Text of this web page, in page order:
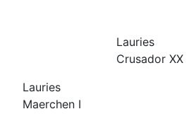
Lauries
Maerchen I
Lauries
Crusador XX